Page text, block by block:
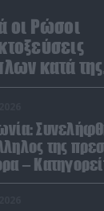
οι Ρώσοι
κατά της
της
–